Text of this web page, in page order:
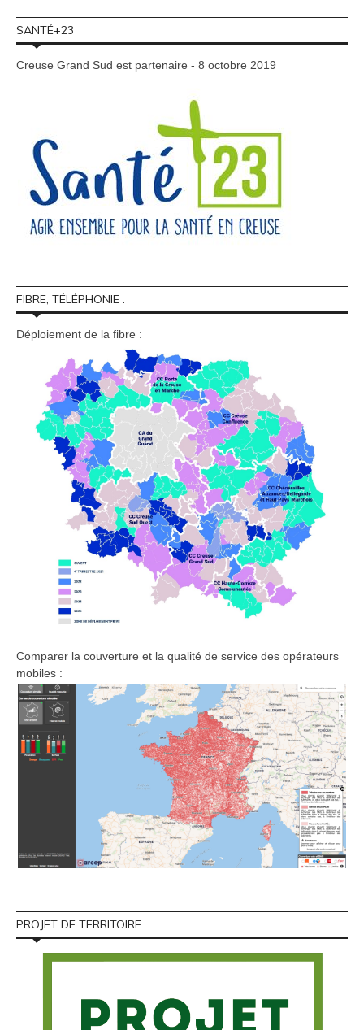
SANTÉ+23
Creuse Grand Sud est partenaire - 8 octobre 2019
FIBRE, TÉLÉPHONIE :
Déploiement de la fibre :
Comparer la couverture et la qualité de service des opérateurs
mobiles :
PROJET DE TERRITOIRE